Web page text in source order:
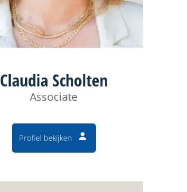
Claudia Scholten
Associate
Profiel bekijken